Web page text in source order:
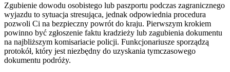
Zgubienie dowodu osobistego lub paszportu podczas zagranicznego
wyjazdu to sytuacja stresująca, jednak odpowiednia procedura
pozwoli Ci na bezpieczny powrót do kraju. Pierwszym krokiem
powinno być zgłoszenie faktu kradzieży lub zagubienia dokumentu
na najbliższym komisariacie policji. Funkcjonariusze sporządzą
protokół, który jest niezbędny do uzyskania tymczasowego
dokumentu podróży.